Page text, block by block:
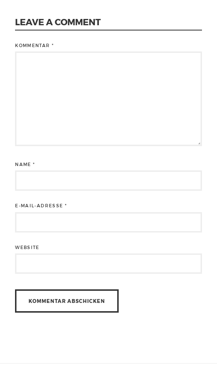
LEAVE A COMMENT
KOMMENTAR *
NAME*
E-MAIL-ADRESSE *
WEBSITE